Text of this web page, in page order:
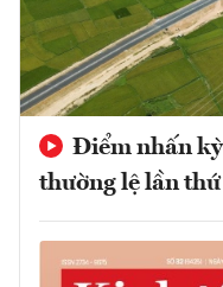
Điểm nhấn
thường lệ lần